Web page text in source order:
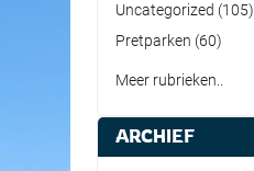
Uncategorized (105)
Pretparken (60)
Meer rubrieken..
ARCHIEF